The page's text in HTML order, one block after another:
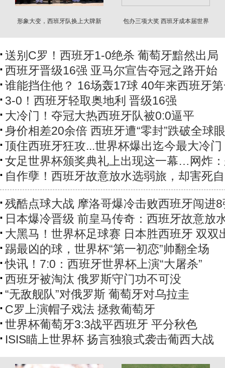
形象大变，西班牙队换上大牌新
包办三项大奖 西班牙成本届世界
送别C罗！西班牙1-0绝杀 葡萄牙黯然出局
西班牙晋级16强 亚马尔宣告夺冠之路开始
谁能挡住他？ 16场轰17球 40年来西班牙
3-0！西班牙轻取奥地利 晋级16强
大冷门！夺冠大热西班牙队被0:0逼平
身价相差20余倍 西班牙遭“零封”跌破全球
顶住西班牙狂攻...世界杯爆出迄今最大冷门
女足世界杯颁奖典礼上出现这一幕…网炸
自作孽！西班牙故意放水选弱旅，却害死
残酷点球大战 摩洛哥爆冷击败西班牙闯进8
日本爆冷晋级 前皇马传奇：西班牙故意放
大黑马！世界杯足球赛 日本胜西班牙 双双
踢最凶的球，世界杯“第一初恋”帅翻全场
快讯！7:0：西班牙世界杯上演“大屠杀”
西班牙被淘汰 俄罗斯守门功不可没
“无敌舰队”对俄罗斯 葡萄牙对乌拉圭
C罗上演帽子戏法 拯救葡萄牙
世界杯葡萄牙3:3战平西班牙 平分秋色
ISIS瞄上世界杯 扬言独狼式袭击葡西大战